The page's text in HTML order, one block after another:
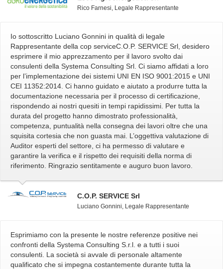
Rico Farnesi, Legale Rappresentante
Io sottoscritto Luciano Gonnini in qualità di legale
Rappresentante della cop serviceC.O.P. SERVICE Srl, desidero
esprimere il mio apprezzamento per il lavoro svolto dai
consulenti della Systema Consulting Srl. Ci siamo affidati a loro
per l’implementazione dei sistemi UNI EN ISO 9001:2015 e UNI
CEI 11352:2014. Ci hanno guidato e aiutato a produrre tutta la
documentazione necessaria per il processo di certificazione,
rispondendo ai nostri quesiti in tempi rapidissimi. Per tutta la
durata del progetto hanno dimostrato professionalità,
competenza, puntualità nella consegna dei lavori oltre che una
squisita cortesia che non guasta mai. L’oggettiva valutazione di
Auditor esperti del settore, ci ha permesso di valutare e
garantire la verifica e il rispetto dei requisiti della norma di
riferimento. Ringrazio sentitamente e auguro buon lavoro.
C.O.P. SERVICE Srl
Luciano Gonnini, Legale Rappresentante
Esprimiamo con la presente le nostre referenze positive nei
confronti della Systema Consulting S.r.l. e a tutti i suoi
consulenti. La società si avvale di personale altamente
qualificato che si impegna costantemente durante tutta la